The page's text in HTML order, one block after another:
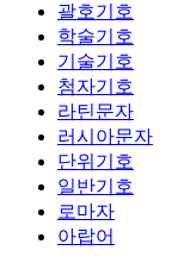
괄호기호
학술기호
기술기호
첨자기호
라틴문자
러시아문자
단위기호
일반기호
로마자
아랍어